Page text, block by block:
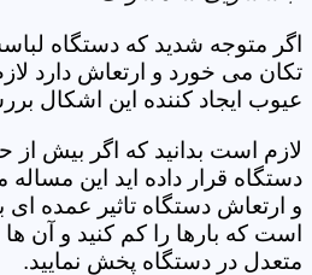
اگر متوجه شدید که دستگاه
تکان می خورد و ارتعاش دارد
عیوب ایجاد کننده این اشکال
لازم است بدانید که اگر بیش از
دستگاه قرار داده اید این
و ارتعاش دستگاه تاثیر عمده ای
است که بارها را کم کنید و آن
متعدل در دستگاه پخش نمایید.